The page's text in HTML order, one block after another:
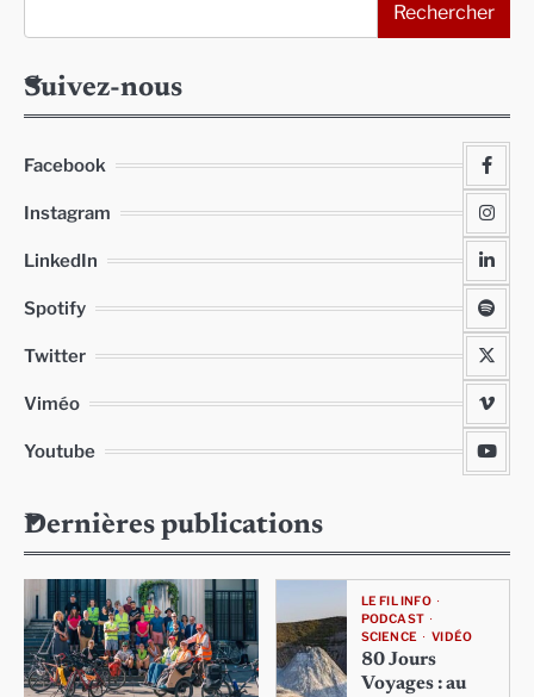
Rechercher
Suivez-nous
Facebook
Instagram
LinkedIn
Spotify
Twitter
Viméo
Youtube
Dernières publications
LE FIL INFO
PODCAST
SCIENCE
VIDÉO
80 Jours
Voyages : au